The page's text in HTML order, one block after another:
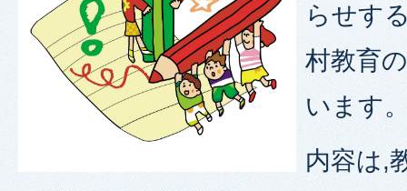
らせす
村教育
います
内容は,